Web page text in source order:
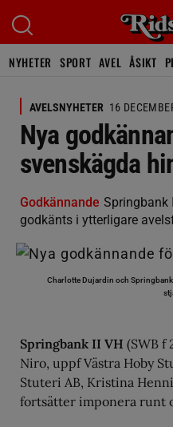
NYHETER SPORT AVEL ÅSIKT
AVELSNYHETER 16
Nya
svenskägda
Godkännande Springbank
godkänts i ytterligare
Charlotte Dujardin och
Springbank II VH (SWB f
Niro, uppf Västra Hoby
Stuteri AB, Kristina
fortsätter imponera runt